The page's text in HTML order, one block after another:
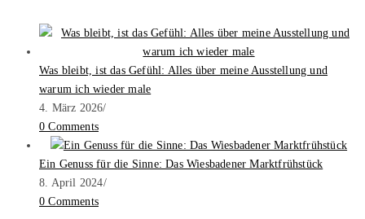
Was bleibt, ist das Gefühl: Alles über meine Ausstellung und
warum ich wieder male
4. März 2026/
0 Comments
Ein Genuss für die Sinne: Das Wiesbadener Marktfrühstück
8. April 2024/
0 Comments